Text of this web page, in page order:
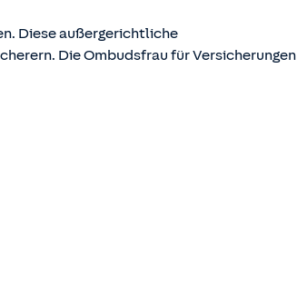
Diese außergerichtliche
Die Ombudsfrau für Versicherungen